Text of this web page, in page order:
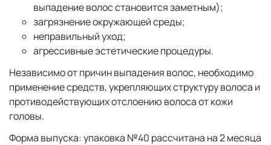
выпадение волос становится заметным);
загрязнение окружающей среды;
неправильный уход;
агрессивные эстетические процедуры.
Независимо от причин выпадения волос, необходимо
применение средств, укрепляющих структуру волоса и
противодействующих отслоению волоса от кожи
головы.
Форма выпуска: упаковка №40 рассчитана на 2 месяца